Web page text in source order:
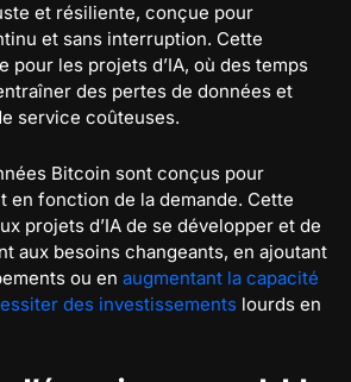
et résiliente, conçue pour
et sans interruption. Cette
pour les projets d’IA, où des temps
des pertes de données et
service coûteuses.
Bitcoin sont conçus pour
en fonction de la demande. Cette
projets d’IA de se développer et de
aux besoins changeants, en ajoutant
ou en augmentant la capacité
des investissements lourds en